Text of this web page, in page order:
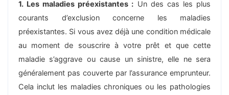
1. Les maladies préexistantes : Un des cas les plus
courants d’exclusion concerne les maladies
préexistantes. Si vous avez déjà une condition médicale
au moment de souscrire à votre prêt et que cette
maladie s’aggrave ou cause un sinistre, elle ne sera
généralement pas couverte par l’assurance emprunteur.
Cela inclut les maladies chroniques ou les pathologies